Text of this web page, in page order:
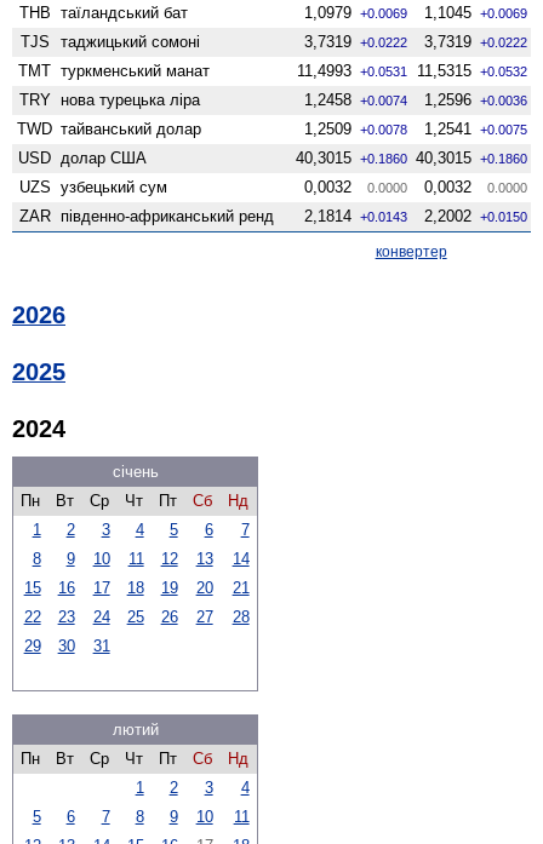
THB таїландський бат 1,0979 +0.0069 1,1045 +0.0069
TJS таджицький сомоні 3,7319 +0.0222 3,7319 +0.0222
TMT туркменський манат 11,4993 +0.0531 11,5315 +0.0532
TRY нова турецька ліра 1,2458 +0.0074 1,2596 +0.0036
TWD тайванський долар 1,2509 +0.0078 1,2541 +0.0075
USD долар США 40,3015 +0.1860 40,3015 +0.1860
UZS узбецький сум 0,0032 0.0000 0,0032 0.0000
ZAR південно-африканський ренд 2,1814 +0.0143 2,2002 +0.0150
конвертер
2026
2025
2024
січень
Пн
Вт Ср Чт Пт Сб
Нд
1
2 3 4 5 6
7
8
9 10 11 12 13
14
15
16 17 18 19 20
21
22
23 24 25 26 27
28
29
30 31
лютий
Пн
Вт Ср Чт Пт Сб
Нд
1
2 3
4
5
6 7 8 9 10
11